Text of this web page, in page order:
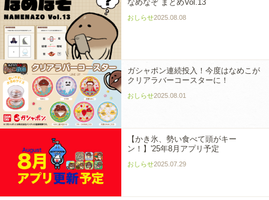
なめなぞ まとめVol.13
おしらせ2025.08.08
ガシャポン連続投入！今度はなめこが
クリアラバーコースターに！
おしらせ2025.08.01
【かき氷、勢い食べて頭がキー
ン！】'25年8月アプリ予定
おしらせ2025.07.29